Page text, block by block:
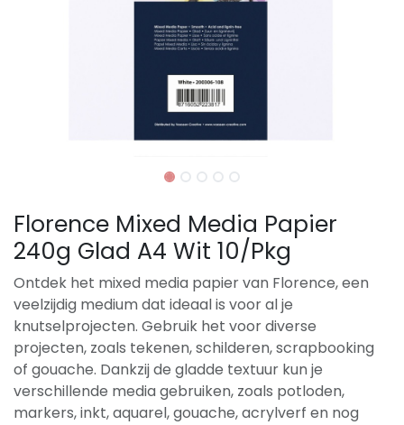
Florence Mixed Media Papier
240g Glad A4 Wit 10/Pkg
Ontdek het mixed media papier van Florence, een
veelzijdig medium dat ideaal is voor al je
knutselprojecten. Gebruik het voor diverse
projecten, zoals tekenen, schilderen, scrapbooking
of gouache. Dankzij de gladde textuur kun je
verschillende media gebruiken, zoals potloden,
markers, inkt, aquarel, gouache, acrylverf en nog